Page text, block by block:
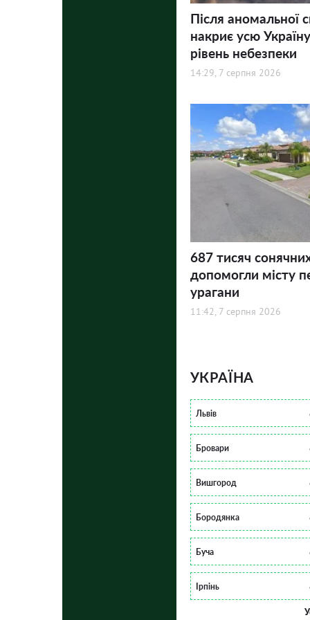
Після аномальної
накриє усю
рівень небезпеки
14:29, 7 серпня 2026
687 тисяч
допомогли місту
урагани
11:42, 7 серпня 2026
УКРАЇНА
Львів
Бровари
Вишгород
Бородянка
Буча
Ірпінь